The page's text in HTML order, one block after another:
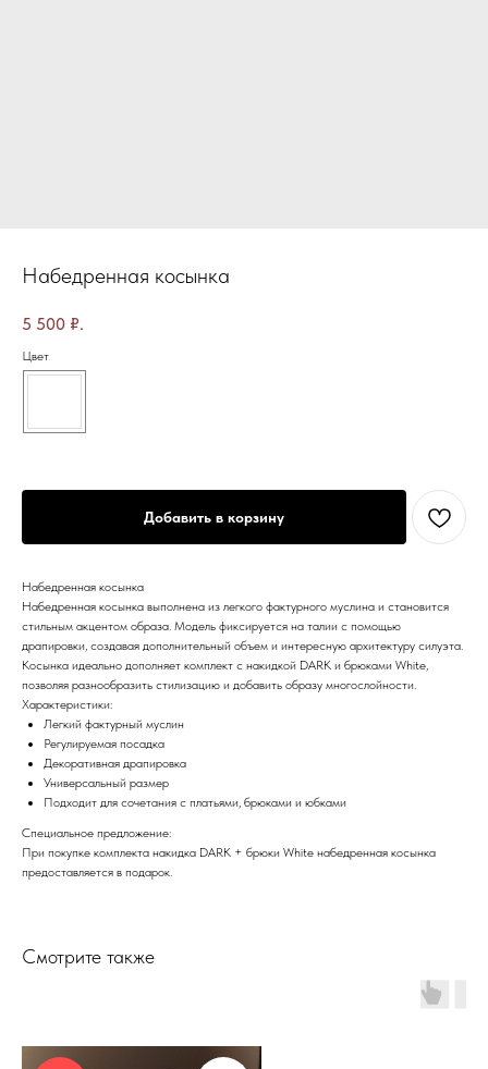
Набедренная косынка
5 500 ₽.
Цвет
Добавить в корзину
Набедренная косынка
Набедренная косынка выполнена из легкого фактурного муслина и становится
стильным акцентом образа. Модель фиксируется на талии с помощью
драпировки, создавая дополнительный объем и интересную архитектуру силуэта.
Косынка идеально дополняет комплект с накидкой DARK и брюками White,
позволяя разнообразить стилизацию и добавить образу многослойности.
Характеристики:
Легкий фактурный муслин
Регулируемая посадка
Декоративная драпировка
Универсальный размер
Подходит для сочетания с платьями, брюками и юбками
Специальное предложение:
При покупке комплекта накидка DARK + брюки White набедренная косынка
предоставляется в подарок.
Смотрите также